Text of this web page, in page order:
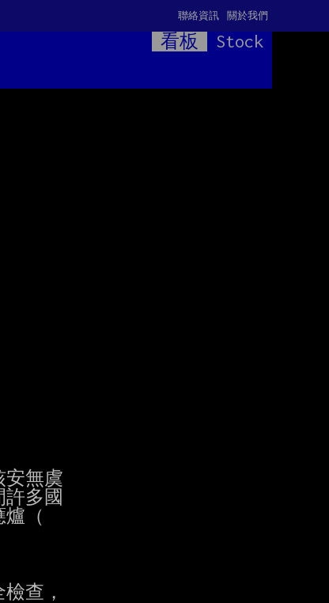
關於我們
聯絡資訊
看板
Stock
安無虞
多國
（
查，